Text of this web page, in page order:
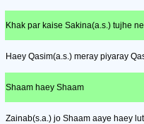
Khak par kaise Sakina(a.s.) tujhe
Haey Qasim(a.s.) meray piyaray
Shaam haey Shaam
Zainab(s.a.) jo Shaam aaye haey